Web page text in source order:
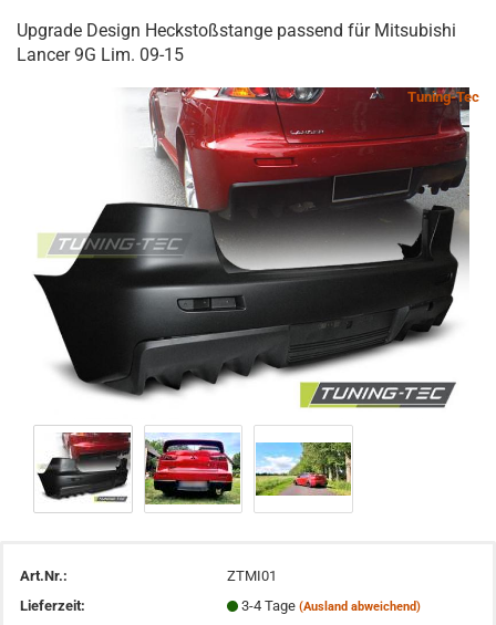
Upgrade Design Heckstoßstange passend für Mitsubishi
Lancer 9G Lim. 09-15
Tuning-Tec
Art.Nr.:
ZTMI01
Lieferzeit:
3-4 Tage (Ausland abweichend)